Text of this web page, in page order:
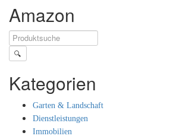
Amazon
🔍
Kategorien
Garten & Landschaft
Dienstleistungen
Immobilien